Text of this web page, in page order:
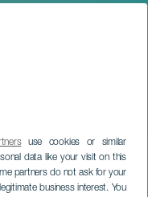
use cookies or similar
data like your visit on this
partners do not ask for your
business interest. You